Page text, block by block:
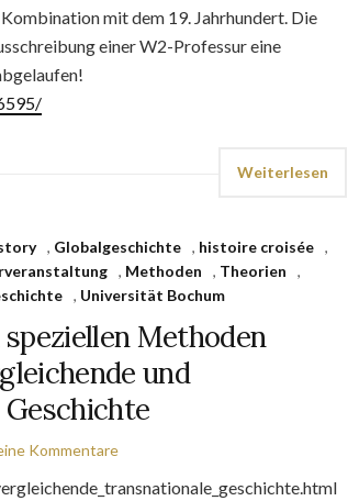
mit dem 19. Jahrhundert. Die
einer W2-Professur eine
Weiterlesen
, Globalgeschichte , histoire croisée
,
, Methoden , Theorien
,
, Universität Bochum
Methoden
und
Kommentare